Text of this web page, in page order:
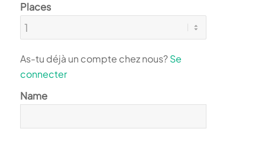
Places
As-tu déjà un compte chez nous?Se
connecter
Name